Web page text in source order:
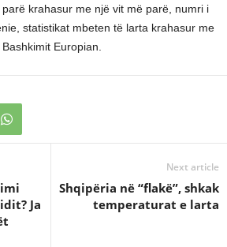
krahasur me një vit më parë, numri i
statistikat mbeten të larta krahasur me
Europian.
Ja
Next article
Shqipëria në “flakë”, shkak
temperaturat e larta